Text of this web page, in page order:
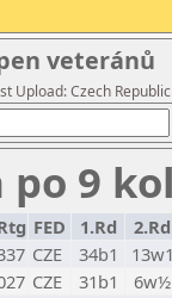
veteránů
Upload: Czech
9
FED 1.Rd
2.Rd
CZE 34b1
CZE 31b1
6w½